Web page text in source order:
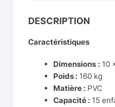
DESCRIPTION
Caractéristiques
Dimensions : 10
Poids : 160 kg
Matière : PVC
Capacité : 15